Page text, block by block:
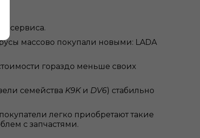
массово покупали новыми: LADA
гораздо меньше своих
семейства K9Kи DV6) стабильно
легко приобретают такие
с запчастями.